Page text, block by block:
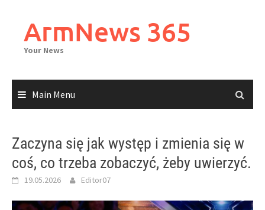
contentArmNews 365
Your News
Main Menu
Zaczyna się jak występ i zmienia się w
coś, co trzeba zobaczyć, żeby uwierzyć.
19.05.2026 Editor07